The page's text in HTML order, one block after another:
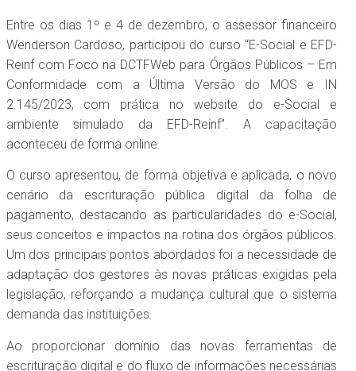
Entre os dias 1º e 4 de dezembro, o assessor financeiro
Wenderson Cardoso, participou do curso “E-Social e EFD-
Reinf com Foco na DCTFWeb para Órgãos Públicos – Em
Conformidade com a Última Versão do MOS e IN
2.145/2023, com prática no website do e-Social e
ambiente simulado da EFD-Reinf”. A capacitação
aconteceu de forma online.
O curso apresentou, de forma objetiva e aplicada, o novo
cenário da escrituração pública digital da folha de
pagamento, destacando as particularidades do e-Social,
seus conceitos e impactos na rotina dos órgãos públicos.
Um dos principais pontos abordados foi a necessidade de
adaptação dos gestores às novas práticas exigidas pela
legislação, reforçando a mudança cultural que o sistema
demanda das instituições.
Ao proporcionar domínio das novas ferramentas de
escrituração digital e do fluxo de informações necessárias